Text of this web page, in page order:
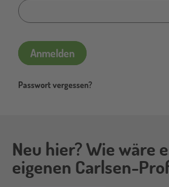
Anmelden
Passwort vergessen?
Neu hier? Wie wäre
eigenen Carlsen-